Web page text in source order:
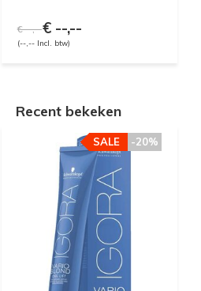
€ --,--€ --,--
(--,-- Incl. btw)
Recent bekeken
-20%
SALE